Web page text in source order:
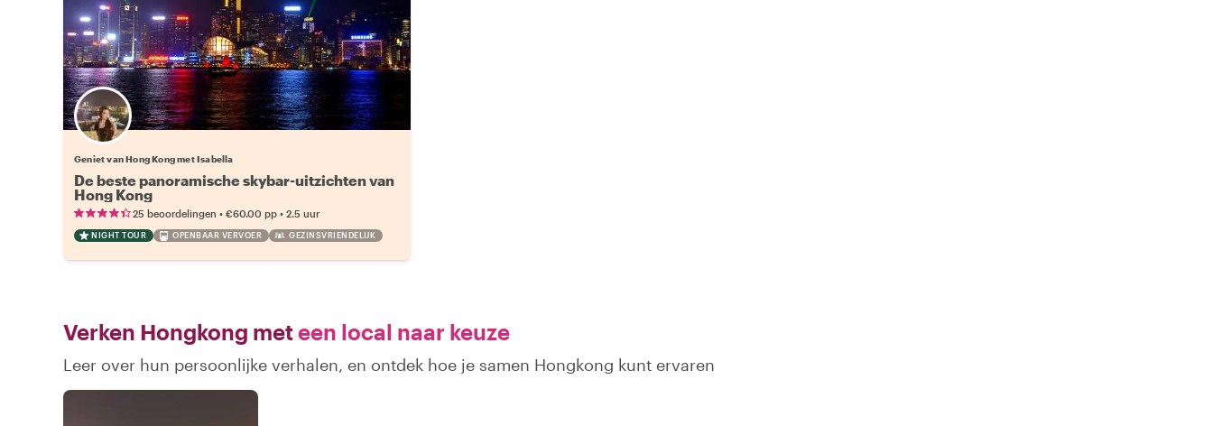
Geniet van Hong Kong met Isabella
De beste panoramische skybar-uitzichten van
Hong Kong
25 beoordelingen • €60.00 pp • 2.5 uur
NIGHT TOUR OPENBAAR VERVOER GEZINSVRIENDELIJK
Verken Hongkong meteen local naar keuze
Leer over hun persoonlijke verhalen, en ontdek hoe je samen Hongkong kunt ervaren